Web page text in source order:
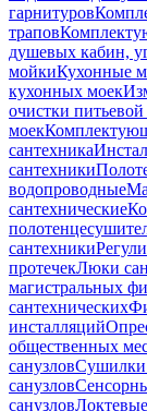
гарнитуров
трапов
душевых кабин,
мойкиКухонные
кухонных моек
очистки
моек
сантехника
сантехники
водопроводные
сантехнические
сантехники
протечекЛюки
магистральных
сантехнических
инсталляций
общественных
санузловСушилки
санузлов
санузлов